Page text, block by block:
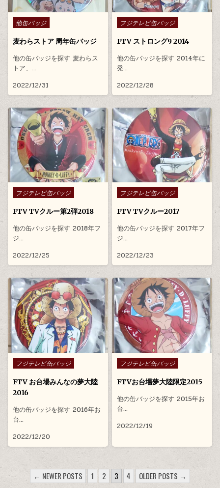
Posted in
他缶バッジ
麦わらストア 周年缶バッジ
他の缶バッジを探す 麦わらス
トア、…
2022/12/31
Posted in
フジテレビ缶バッジ
FTV ストロング9 2014
他の缶バッジを探す 2014年に
発…
2022/12/28
Posted in
フジテレビ缶バッジ
FTV TVクルー第2弾2018
他の缶バッジを探す 2018年フ
ジ…
2022/12/25
Posted in
フジテレビ缶バッジ
FTV TVクルー2017
他の缶バッジを探す 2017年フ
ジ…
2022/12/23
Posted in
フジテレビ缶バッジ
FTV お台場みんなの夢大陸
2016
他の缶バッジを探す 2016年お
台…
2022/12/20
Posted in
フジテレビ缶バッジ
FTVお台場夢大陸限定2015
他の缶バッジを探す 2015年お
台…
2022/12/19
投稿のページ送り
← NEWER POSTS 1 2 3 4 OLDER POSTS →